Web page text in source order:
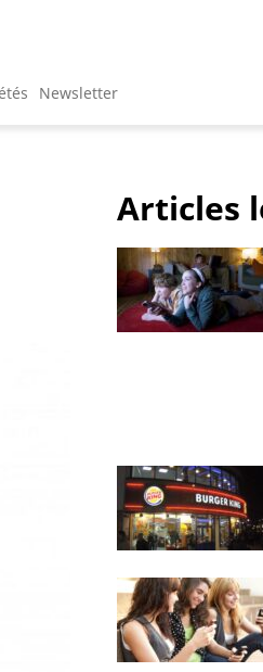
Newsletter
Articles